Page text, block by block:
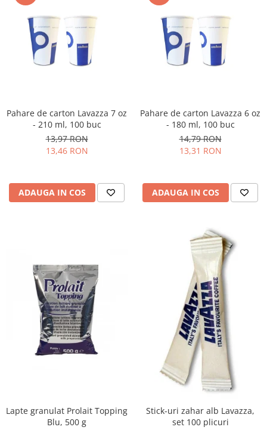
Pahare de carton Lavazza 7 oz
- 210 ml, 100 buc
13,97 RON
13,46 RON
ADAUGA IN COS
Pahare de carton Lavazza 6 oz
- 180 ml, 100 buc
14,79 RON
13,31 RON
ADAUGA IN COS
Lapte granulat Prolait Topping
Blu, 500 g
Stick-uri zahar alb Lavazza,
set 100 plicuri